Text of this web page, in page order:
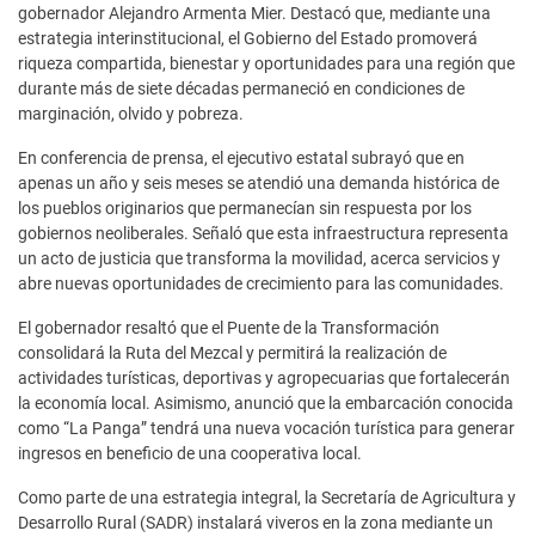
gobernador Alejandro Armenta Mier. Destacó que, mediante una
estrategia interinstitucional, el Gobierno del Estado promoverá
riqueza compartida, bienestar y oportunidades para una región que
durante más de siete décadas permaneció en condiciones de
marginación, olvido y pobreza.
En conferencia de prensa, el ejecutivo estatal subrayó que en
apenas un año y seis meses se atendió una demanda histórica de
los pueblos originarios que permanecían sin respuesta por los
gobiernos neoliberales. Señaló que esta infraestructura representa
un acto de justicia que transforma la movilidad, acerca servicios y
abre nuevas oportunidades de crecimiento para las comunidades.
El gobernador resaltó que el Puente de la Transformación
consolidará la Ruta del Mezcal y permitirá la realización de
actividades turísticas, deportivas y agropecuarias que fortalecerán
la economía local. Asimismo, anunció que la embarcación conocida
como “La Panga” tendrá una nueva vocación turística para generar
ingresos en beneficio de una cooperativa local.
Como parte de una estrategia integral, la Secretaría de Agricultura y
Desarrollo Rural (SADR) instalará viveros en la zona mediante un